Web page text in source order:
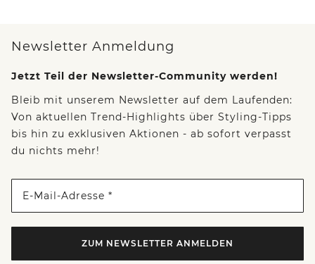
Newsletter Anmeldung
Jetzt Teil der Newsletter-Community werden!
Bleib mit unserem Newsletter auf dem Laufenden:
Von aktuellen Trend-Highlights über Styling-Tipps
bis hin zu exklusiven Aktionen - ab sofort verpasst
du nichts mehr!
E-Mail-Adresse *
ZUM NEWSLETTER ANMELDEN